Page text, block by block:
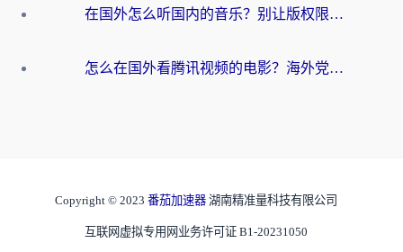
在国外怎么听国内的音乐？别让版权限制断了你的华语歌单
怎么在国外看腾讯视频的电影？海外党亲测有效的回国加速指南
Copyright © 2023 番茄加速器 湖南精准量科技有限公司
互联网虚拟专用网业务许可证 B1-20231050